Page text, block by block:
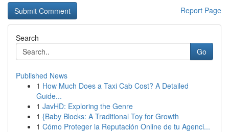
Report Page
Search
Go
Published News
1 How Much Does a Taxi Cab Cost? A Detailed
Guide...
1 JavHD: Exploring the Genre
1 {Baby Blocks: A Traditional Toy for Growth
1 Cómo Proteger la Reputación Online de tu Agenci...